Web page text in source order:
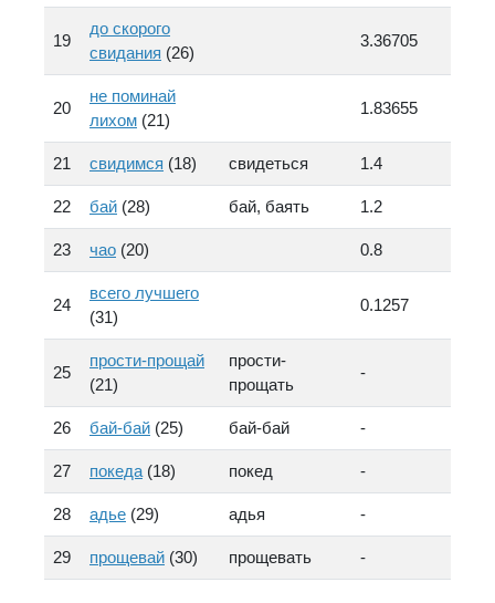
19
до скорого
свидания (26)
3.36705
20
не поминай
лихом (21)
1.83655
21 свидимся (18) свидеться 1.4
22 бай (28) бай, баять 1.2
23 чао (20) 0.8
24
всего лучшего
(31)
0.1257
25
прости-прощай
(21)
прости-
прощать
-
26 бай-бай (25) бай-бай -
27 покеда (18) покед -
28 адье (29) адья -
29 прощевай (30) прощевать -